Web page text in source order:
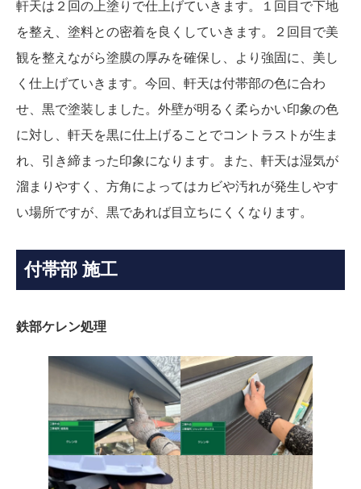
軒天は２回の上塗りで仕上げていきます。１回目で下地
を整え、塗料との密着を良くしていきます。２回目で美
観を整えながら塗膜の厚みを確保し、より強固に、美し
く仕上げていきます。今回、軒天は付帯部の色に合わ
せ、黒で塗装しました。外壁が明るく柔らかい印象の色
に対し、軒天を黒に仕上げることでコントラストが生ま
れ、引き締まった印象になります。また、軒天は湿気が
溜まりやすく、方角によってはカビや汚れが発生しやす
い場所ですが、黒であれば目立ちにくくなります。
付帯部 施工
鉄部ケレン処理